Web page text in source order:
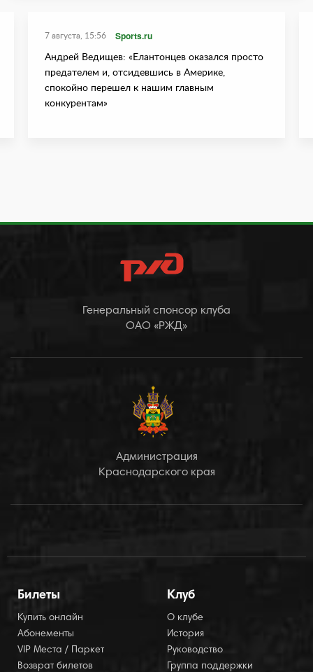
7 августа, 15:56 Sports.ru
Андрей Ведищев: «Елантонцев оказался просто
предателем и, отсидевшись в Америке,
спокойно перешел к нашим главным
конкурентам»
Генеральный спонсор клуба
ОАО «РЖД»
Администрация
Краснодарского края
Билеты
Купить онлайн
Абонементы
VIP Места / Паркет
Возврат билетов
Клуб
О клубе
История
Руководство
Группа поддержки